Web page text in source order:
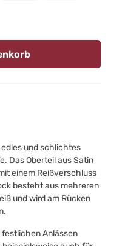
und schlichtes
Das Oberteil aus Satin
einem Reißverschluss
besteht aus mehreren
und wird am Rücken
festlichen Anlässen